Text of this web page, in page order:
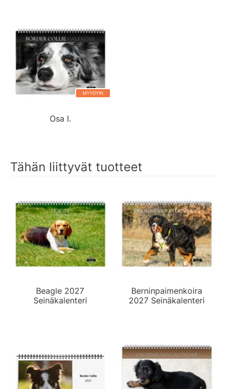
MYYDYIN
Osa I.
Tähän liittyvät tuotteet
Beagle 2027
Seinäkalenteri
Berninpaimenkoira
2027 Seinäkalenteri